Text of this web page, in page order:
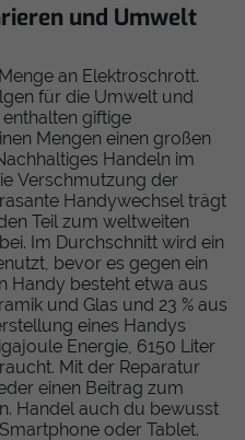
und Umwelt
an Elektroschrott.
für die Umwelt und
giftige
Mengen einen großen
Handeln im
Verschmutzung der
Handywechsel trägt
Teil zum weltweiten
Im Durchschnitt wird ein
bevor es gegen ein
Handy besteht etwa aus
und Glas und 23 % aus
eines Handys
Energie, 6150 Liter
Mit der Reparatur
einen Beitrag zum
Handel auch du bewusst
oder Tablet.